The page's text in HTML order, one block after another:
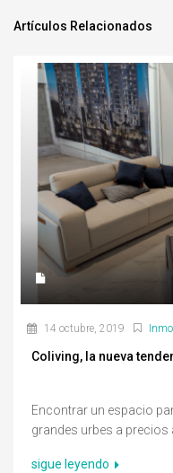
Artículos Relacionados
14 octubre, 2019
Coliving, la nueva
Encontrar un espacio
grandes urbes a precios
sigue leyendo